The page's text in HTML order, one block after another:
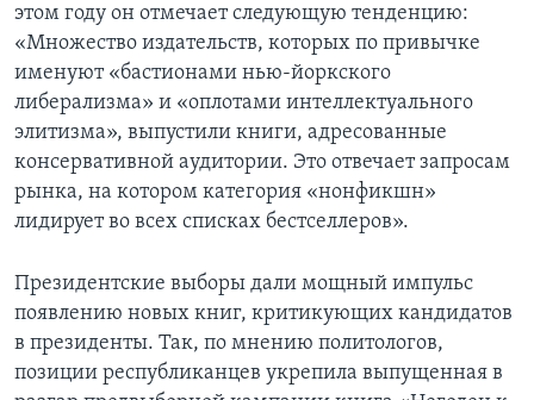
Языки
этом году он отмечает следующую тенденцию:
«Множество издательств, которых по привычке
именуют «бастионами нью-йоркского
либерализма» и «оплотами интеллектуального
элитизма», выпустили книги, адресованные
консервативной аудитории. Это отвечает запросам
рынка, на котором категория «нонфикшн»
лидирует во всех списках бестселлеров».
Президентские выборы дали мощный импульс
появлению новых книг, критикующих кандидатов
в президенты. Так, по мнению политологов,
позиции республиканцев укрепила выпущенная в